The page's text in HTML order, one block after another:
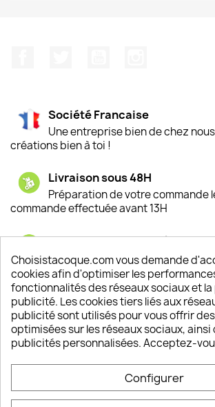
Société Francaise
Une entreprise bien de chez
créations bien à toi !
Livraison sous 48H
Préparation de votre commande
commande effectuée avant 13H
Satisfaction de nos clients
Depuis 2009, entre 92% et 94%
sont satisfaits de nos produits
Un SAV à votre écoute
Notre SAV est disponible 6/7J de
Choisistacoque.com vous demande
cookies afin d'optimiser les
fonctionnalités des réseaux sociaux et
publicité. Les cookies tiers liés aux
publicité sont utilisés pour vous offrir
optimisées sur les réseaux sociaux, ainsi
publicités personnalisées. Acceptez-
Configurer